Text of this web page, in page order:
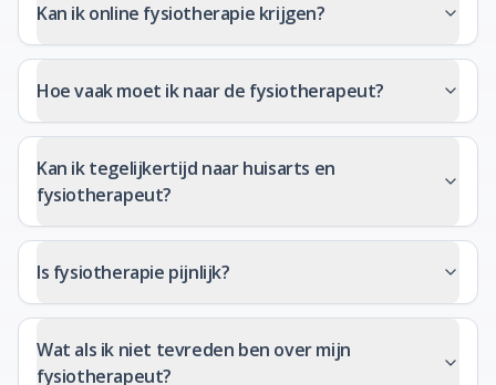
Kan ik online fysiotherapie krijgen?
Hoe vaak moet ik naar de fysiotherapeut?
Kan ik tegelijkertijd naar huisarts en
fysiotherapeut?
Is fysiotherapie pijnlijk?
Wat als ik niet tevreden ben over mijn
fysiotherapeut?